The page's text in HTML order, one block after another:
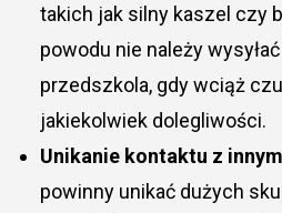
takich jak silny kaszel czy
powodu nie należy
przedszkola, gdy wciąż
jakiekolwiek dolegliwości.
Unikanie kontaktu z
powinny unikać dużych